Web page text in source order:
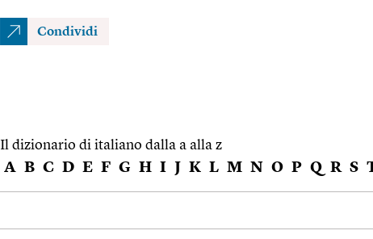
Condividi
Il dizionario di italiano dalla a alla z
A B C D E F G H I J K L M N O P Q R S